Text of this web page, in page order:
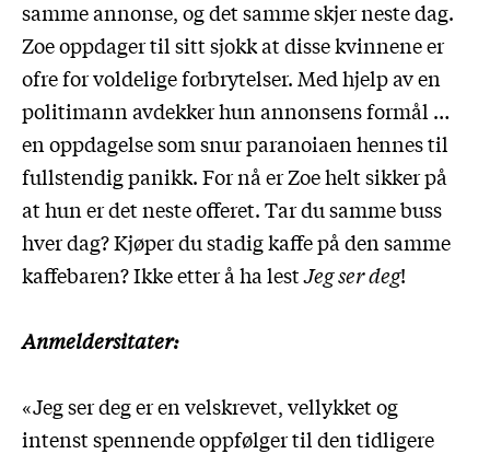
samme annonse, og det samme skjer neste dag.
Zoe oppdager til sitt sjokk at disse kvinnene er
ofre for voldelige forbrytelser. Med hjelp av en
politimann avdekker hun annonsens formål …
en oppdagelse som snur paranoiaen hennes til
fullstendig panikk. For nå er Zoe helt sikker på
at hun er det neste offeret. Tar du samme buss
hver dag? Kjøper du stadig kaffe på den samme
kaffebaren? Ikke etter å ha lestJeg ser deg!
Anmeldersitater:
«Jeg ser deg er en velskrevet, vellykket og
intenst spennende oppfølger til den tidligere